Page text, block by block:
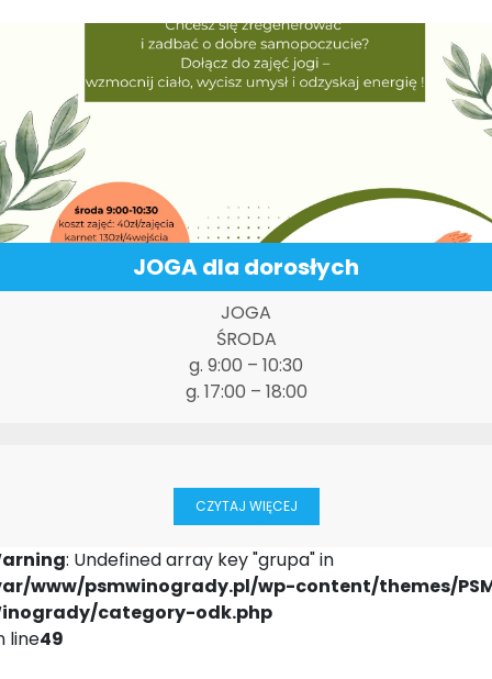
JOGA dla dorosłych
JOGA
ŚRODA
g. 9:00 – 10:30
g. 17:00 – 18:00
CZYTAJ WIĘCEJ
: Undefined array key "grupa" in
www/psmwinogrady.pl/wp-content/themes/
category-odk.php
line49